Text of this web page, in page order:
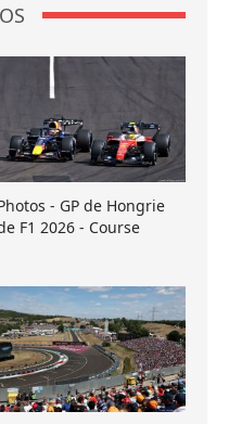
- GP de Hongrie
F1 2026 - Course